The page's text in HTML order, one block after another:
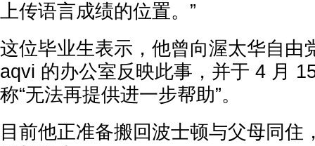
上传语言成绩的位置。”
这位毕业生表示，他曾向渥太华自由
aqvi 的办公室反映此事，并于 4 月
称“无法再提供进一步帮助”。
目前他正准备搬回波士顿与父母同住